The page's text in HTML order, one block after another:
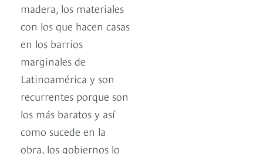
madera, los materiales
con los que hacen casas
en los barrios
marginales de
Latinoamérica y son
recurrentes porque son
los más baratos y así
como sucede en la
obra, los gobiernos lo